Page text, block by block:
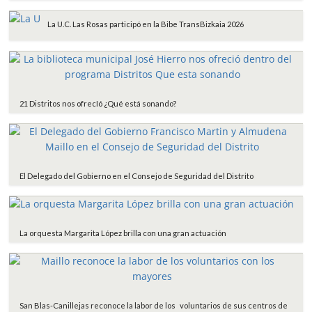
La U.C. Las Rosas participó en la Bibe TransBizkaia 2026
21 Distritos nos ofrecIó ¿Qué está sonando?
El Delegado del Gobierno en el Consejo de Seguridad del Distrito
La orquesta Margarita López brilla con una gran actuación
San Blas-Canillejas reconoce la labor de los voluntarios de sus centros de